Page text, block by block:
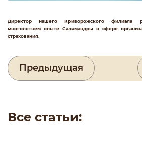
Директор нашего Криворожского филиала
многолетнем опыте Саламандры в сфере
страхования.
Предыдущая
Все статьи: